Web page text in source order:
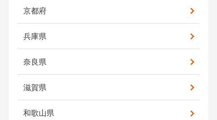
京都府
兵庫県
奈良県
滋賀県
和歌山県